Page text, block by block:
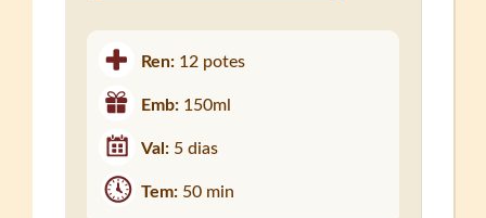
Ren: 12 potes
Emb: 150ml
Val: 5 dias
Tem: 50 min